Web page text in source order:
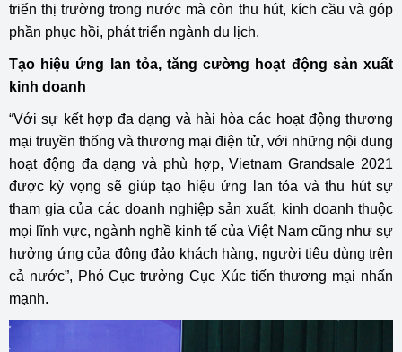
triển thị trường trong nước mà còn thu hút, kích cầu và góp
phần phục hồi, phát triển ngành du lịch.
Tạo hiệu ứng lan tỏa, tăng cường hoạt động sản xuất
kinh doanh
“Với sự kết hợp đa dạng và hài hòa các hoạt động thương
mại truyền thống và thương mại điện tử, với những nội dung
hoạt động đa dạng và phù hợp, Vietnam Grandsale 2021
được kỳ vọng sẽ giúp tạo hiệu ứng lan tỏa và thu hút sự
tham gia của các doanh nghiệp sản xuất, kinh doanh thuộc
mọi lĩnh vực, ngành nghề kinh tế của Việt Nam cũng như sự
hưởng ứng của đông đảo khách hàng, người tiêu dùng trên
cả nước”, Phó Cục trưởng Cục Xúc tiến thương mại nhấn
mạnh.